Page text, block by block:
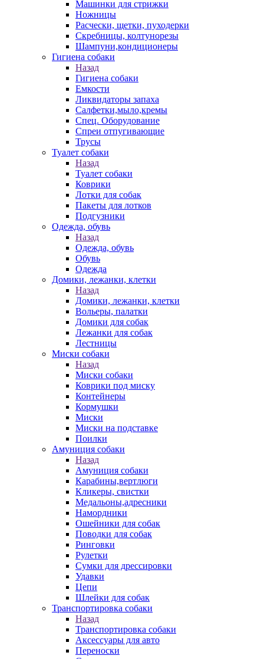
Машинки для стрижки
Ножницы
Расчески, щетки, пуходерки
Скребницы, колтунорезы
Шампуни,кондиционеры
Гигиена собаки
Назад
Гигиена собаки
Емкости
Ликвидаторы запаха
Салфетки,мыло,кремы
Спец. Оборудование
Спреи отпугивающие
Трусы
Туалет собаки
Назад
Туалет собаки
Коврики
Лотки для собак
Пакеты для лотков
Подгузники
Одежда, обувь
Назад
Одежда, обувь
Обувь
Одежда
Домики, лежанки, клетки
Назад
Домики, лежанки, клетки
Вольеры, палатки
Домики для собак
Лежанки для собак
Лестницы
Миски собаки
Назад
Миски собаки
Коврики под миску
Контейнеры
Кормушки
Миски
Миски на подставке
Поилки
Амуниция собаки
Назад
Амуниция собаки
Карабины,вертлюги
Кликеры, свистки
Медальоны,адресники
Намордники
Ошейники для собак
Поводки для собак
Ринговки
Рулетки
Сумки для дрессировки
Удавки
Цепи
Шлейки для собак
Транспортировка собаки
Назад
Транспортировка собаки
Аксессуары для авто
Переноски